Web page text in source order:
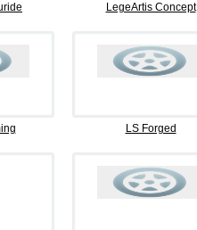
LegeArtis Concept
LS Forged